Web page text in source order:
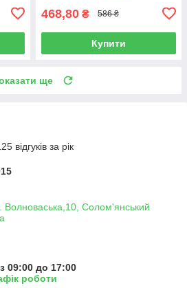
468,80 ₴ 586 ₴
Купити
ще
відгуків за рік
Волноваська,10, Солом'янський
09:00 до 17:00
роботи